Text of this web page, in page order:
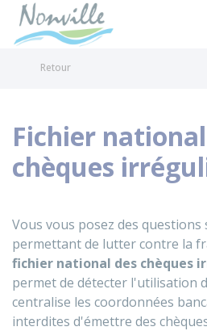
Retour
Fichier
chèques
Vous vous posez des questions
permettant de lutter contre la
fichier national des chèques
permet de détecter l'utilisation
centralise les coordonnées
interdites d'émettre des